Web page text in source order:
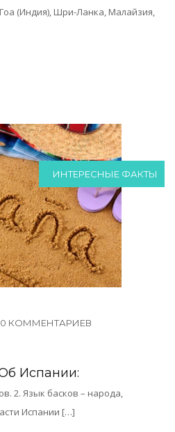
(Индия), Шри-Ланка, Малайзия,
ИНТЕРЕСНЫЕ ФАКТЫ
0 КОММЕНТАРИЕВ
Испании:
2. Язык басков – народа,
Испании […]